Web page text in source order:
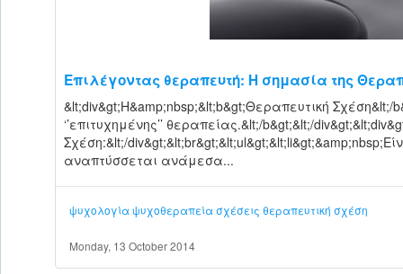
Επιλέγοντας θεραπευτή: Η σημασία της
&lt;div&gt;Η&amp;nbsp;&lt;b&gt;Θεραπευτική Σχέση&lt;/
‘’επιτυχημένης’’ θεραπείας.&lt;/b&gt;&lt;/
Σχέση:&lt;/
αναπτύσσεται ανάμεσα...
ψυχολογίαψυχοθεραπείασχέσεις θεραπευτική σχέση
Monday, 13 October 2014